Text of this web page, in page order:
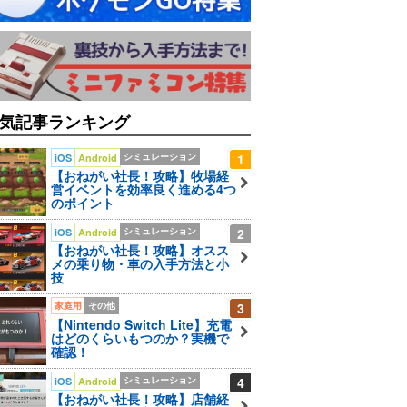
記事ランキング
1
iOS Android シミュレーション
【おねがい社長！攻略】牧場経
営イベントを効率良く進める4つ
のポイント
2
iOS Android シミュレーション
【おねがい社長！攻略】オスス
メの乗り物・車の入手方法と小
技
3
家庭用 その他
【Nintendo Switch Lite】充電
はどのくらいもつのか？実機で
確認！
4
iOS Android シミュレーション
【おねがい社長！攻略】店舗経